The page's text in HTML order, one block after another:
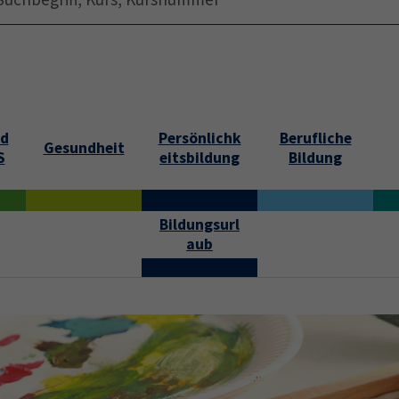
Gesundheit
Persönlichk
eitsbildung
Berufliche
Bildung
Bildungsurl
aub